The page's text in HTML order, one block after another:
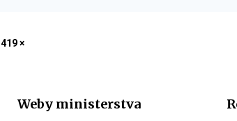
419 ×
Weby ministerstva